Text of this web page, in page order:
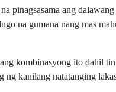
pinagsasama ang
na gumana nang mas
kombinasyong ito dahil
ng kanilang natatanging